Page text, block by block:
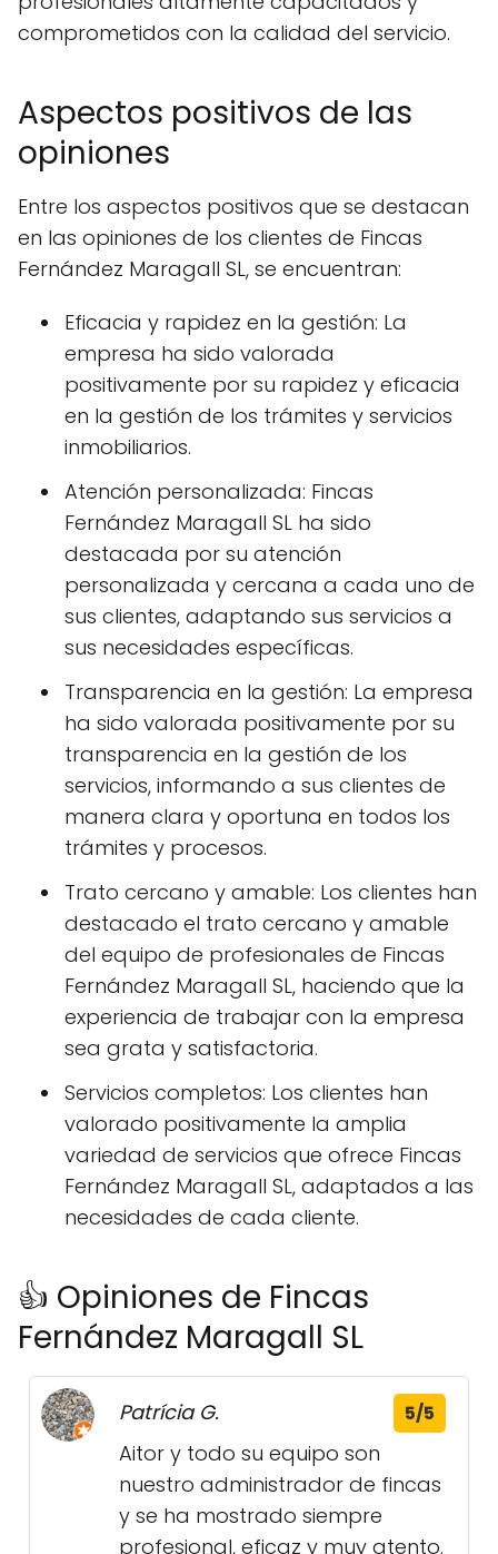
comprometidos con la calidad del servicio.
Aspectos positivos de las
opiniones
Entre los aspectos positivos que se destacan
en las opiniones de los clientes de Fincas
Fernández Maragall SL, se encuentran:
Eficacia y rapidez en la gestión: La
empresa ha sido valorada
positivamente por su rapidez y eficacia
en la gestión de los trámites y servicios
inmobiliarios.
Atención personalizada: Fincas
Fernández Maragall SL ha sido
destacada por su atención
personalizada y cercana a cada uno de
sus clientes, adaptando sus servicios a
sus necesidades específicas.
Transparencia en la gestión: La empresa
ha sido valorada positivamente por su
transparencia en la gestión de los
servicios, informando a sus clientes de
manera clara y oportuna en todos los
trámites y procesos.
Trato cercano y amable: Los clientes han
destacado el trato cercano y amable
del equipo de profesionales de Fincas
Fernández Maragall SL, haciendo que la
experiencia de trabajar con la empresa
sea grata y satisfactoria.
Servicios completos: Los clientes han
valorado positivamente la amplia
variedad de servicios que ofrece Fincas
Fernández Maragall SL, adaptados a las
necesidades de cada cliente.
👍 Opiniones de Fincas
Fernández Maragall SL
Patrícia G. 5/5
Aitor y todo su equipo son
nuestro administrador de fincas
y se ha mostrado siempre
profesional, eficaz y muy atento.